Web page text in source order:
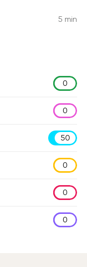
5 min
0
0
50
0
0
0